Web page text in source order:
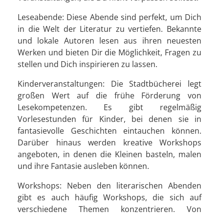
Leseabende: Diese Abende sind perfekt, um Dich
in die Welt der Literatur zu vertiefen. Bekannte
und lokale Autoren lesen aus ihren neuesten
Werken und bieten Dir die Möglichkeit, Fragen zu
stellen und Dich inspirieren zu lassen.
Kinderveranstaltungen: Die Stadtbücherei legt
großen Wert auf die frühe Förderung von
Lesekompetenzen. Es gibt regelmäßig
Vorlesestunden für Kinder, bei denen sie in
fantasievolle Geschichten eintauchen können.
Darüber hinaus werden kreative Workshops
angeboten, in denen die Kleinen basteln, malen
und ihre Fantasie ausleben können.
Workshops: Neben den literarischen Abenden
gibt es auch häufig Workshops, die sich auf
verschiedene Themen konzentrieren. Von